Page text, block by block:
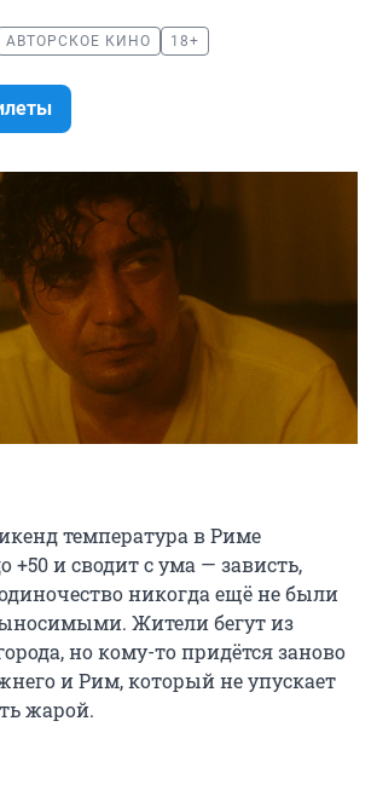
АВТОРСКОЕ КИНО 18+
температура в Риме
+50 и сводит с ума — зависть,
никогда ещё не были
Жители бегут из
но кому-то придётся заново
и Рим, который не упускает
жарой.